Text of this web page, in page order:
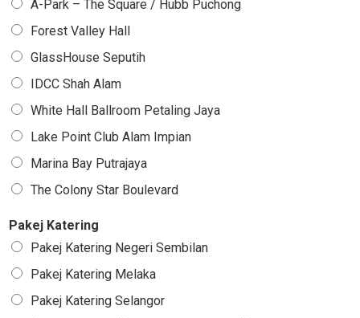
A-Park – The Square / Hubb Puchong
Forest Valley Hall
GlassHouse Seputih
IDCC Shah Alam
White Hall Ballroom Petaling Jaya
Lake Point Club Alam Impian
Marina Bay Putrajaya
The Colony Star Boulevard
Pakej Katering
Pakej Katering Negeri Sembilan
Pakej Katering Melaka
Pakej Katering Selangor